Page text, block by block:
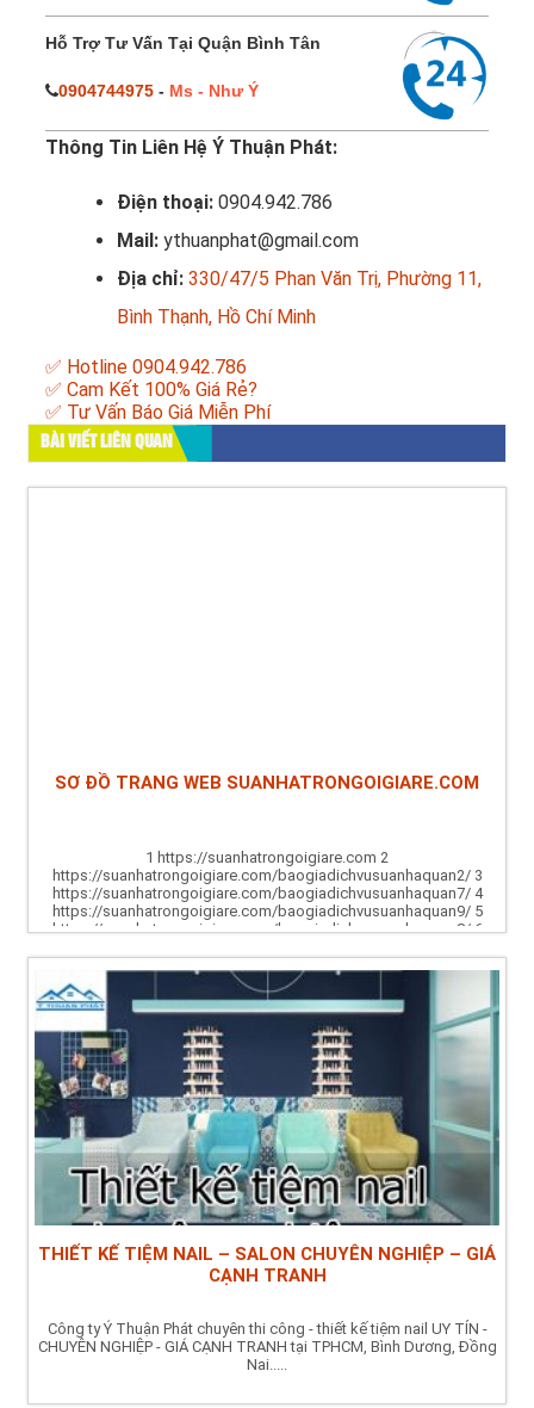
Hỗ Trợ Tư Vấn Tại Quận Bình Tân
0904744975 - Ms - Như Ý
Thông Tin Liên Hệ Ý Thuận Phát:
Điện thoại: 0904.942.786
Mail: ythuanphat@gmail.com
Địa chỉ: 330/47/5 Phan Văn Trị, Phường 11,
Bình Thạnh, Hồ Chí Minh
✅ Hotline 0904.942.786
✅ Cam Kết 100% Giá Rẻ?
✅ Tư Vấn Báo Giá Miễn Phí
BÀI VIẾT LIÊN QUAN
SƠ ĐỒ TRANG WEB SUANHATRONGOIGIARE.COM
1 https://suanhatrongoigiare.com 2
https://suanhatrongoigiare.com/baogiadichvusuanhaquan2/ 3
https://suanhatrongoigiare.com/baogiadichvusuanhaquan7/ 4
https://suanhatrongoigiare.com/baogiadichvusuanhaquan9/ 5
https://suanhatrongoigiare.com/baogiadichvusuanhaquan8/ 6
https://suanhatrongoigiare.com/baogiadichvusuanhaquan11/ 9
https://suanhatrongoigiare.com/baogiadichvusuanhaquan12/ 10...
THIẾT KẾ TIỆM NAIL – SALON CHUYÊN NGHIỆP – GIÁ
CẠNH TRANH
Công ty Ý Thuận Phát chuyên thi công - thiết kế tiệm nail UY TÍN -
CHUYÊN NGHIỆP - GIÁ CẠNH TRANH tại TPHCM, Bình Dương, Đồng
Nai.....